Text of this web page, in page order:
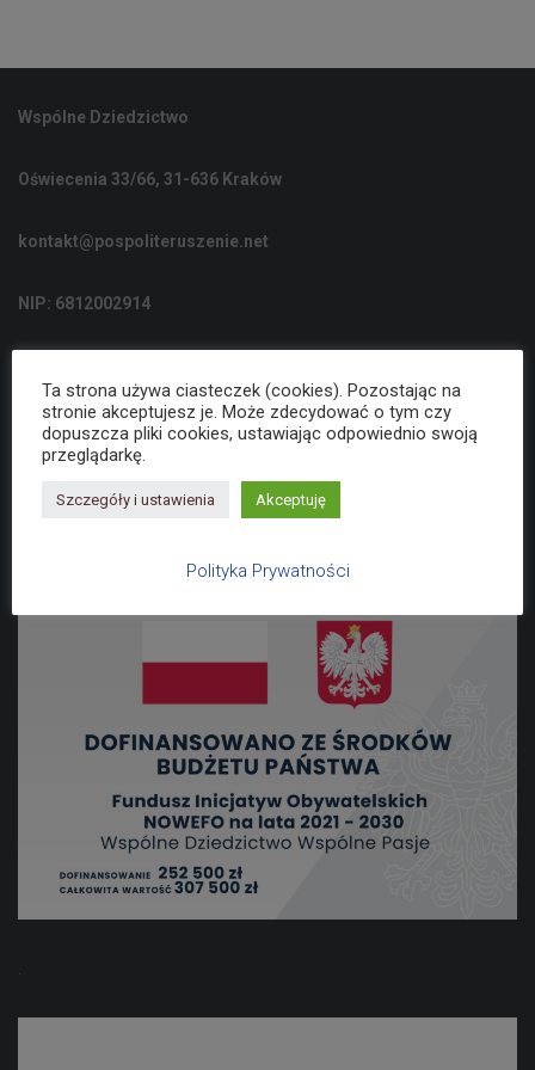
Wspólne Dziedzictwo
Oświecenia 33/66, 31-636 Kraków
kontakt@pospoliteruszenie.net
NIP: 6812002914
Polityka Prywatności
.
Ta strona używa ciasteczek (cookies). Pozostając na
stronie akceptujesz je. Może zdecydować o tym czy
dopuszcza pliki cookies, ustawiając odpowiednio swoją
przeglądarkę.
Szczegóły i ustawienia Akceptuję
Polityka Prywatności